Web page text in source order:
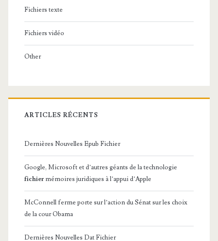
Fichiers texte
Fichiers vidéo
Other
ARTICLES RÉCENTS
Dernières Nouvelles Epub Fichier
Google, Microsoft et d’autres géants de la technologie
fichier mémoires juridiques à l’appui d’Apple
McConnell ferme porte sur l’action du Sénat sur les choix
de la cour Obama
Dernières Nouvelles Dat Fichier